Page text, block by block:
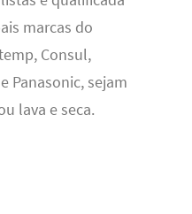
marcas do
Consul,
Panasonic, sejam
lava e seca.